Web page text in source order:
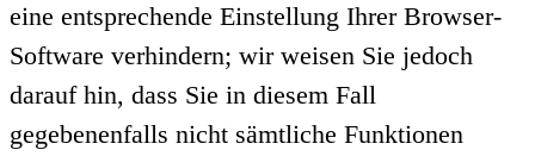
eine entsprechende Einstellung Ihrer Browser-
Software verhindern; wir weisen Sie jedoch
darauf hin, dass Sie in diesem Fall
gegebenenfalls nicht sämtliche Funktionen